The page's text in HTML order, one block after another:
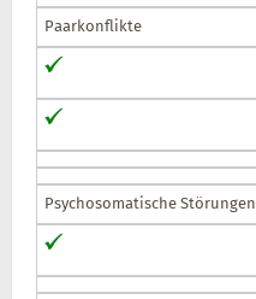
Paarkonflikte
Psychosomatische Störungen